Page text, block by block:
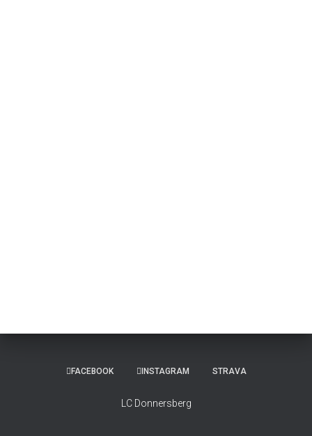
FACEBOOK INSTAGRAM STRAVA
LC Donnersberg